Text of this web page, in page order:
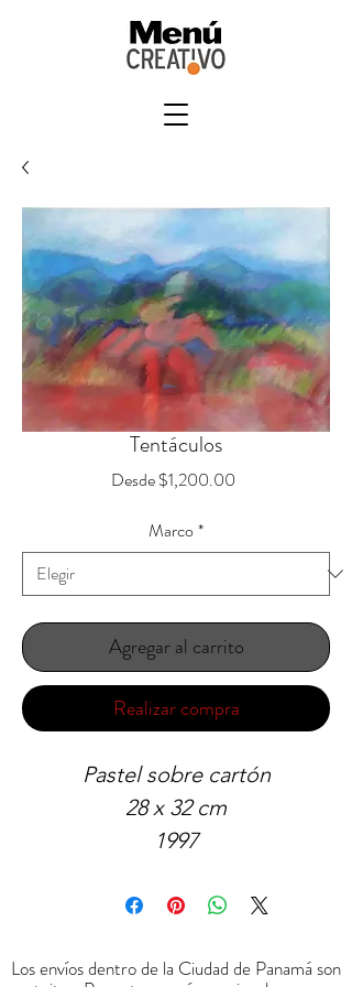
Tentáculos
Desde$1,200.00
Marco *
Agregar al carrito
Realizar compra
Pastel sobre cartón
28 x 32 cm
1997
Los envíos dentro de la Ciudad de Panamá son